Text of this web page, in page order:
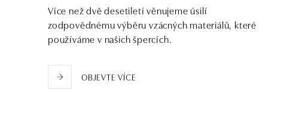
HALADA OC Eurovea, Bratislava
Pribinova 8, 811 09 Bratislava
tel.: +421 910 284 071
Více než dvě desetiletí věnujeme úsilí
zodpovědnému výběru vzácných materiálů, které
používáme v našich špercích.
OBJEVTE VÍCE